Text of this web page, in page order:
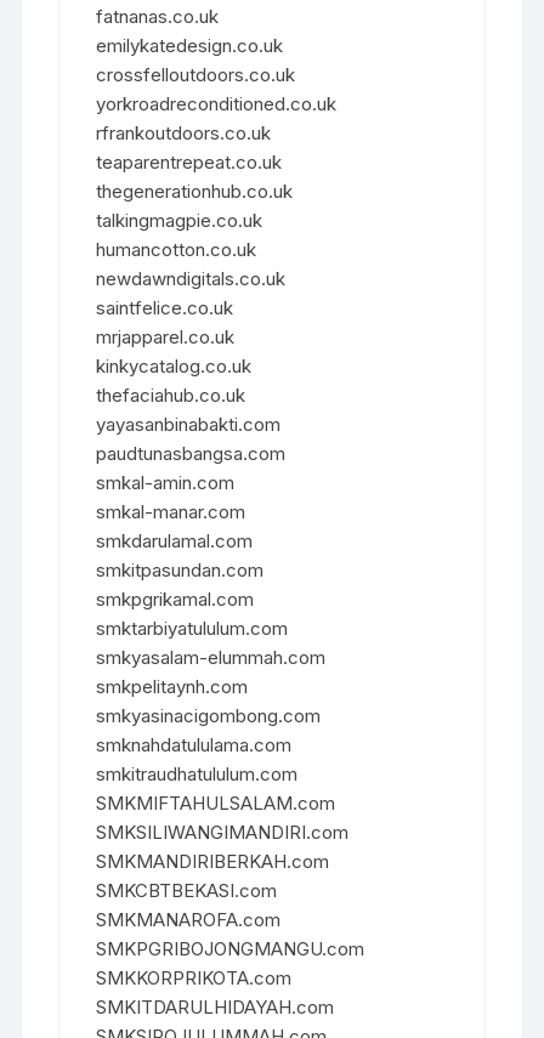
fatnanas.co.uk
emilykatedesign.co.uk
crossfelloutdoors.co.uk
yorkroadreconditioned.co.uk
rfrankoutdoors.co.uk
teaparentrepeat.co.uk
thegenerationhub.co.uk
talkingmagpie.co.uk
humancotton.co.uk
newdawndigitals.co.uk
saintfelice.co.uk
mrjapparel.co.uk
kinkycatalog.co.uk
thefaciahub.co.uk
yayasanbinabakti.com
paudtunasbangsa.com
smkal-amin.com
smkal-manar.com
smkdarulamal.com
smkitpasundan.com
smkpgrikamal.com
smktarbiyatululum.com
smkyasalam-elummah.com
smkpelitaynh.com
smkyasinacigombong.com
smknahdatululama.com
smkitraudhatululum.com
SMKMIFTAHULSALAM.com
SMKSILIWANGIMANDIRI.com
SMKMANDIRIBERKAH.com
SMKCBTBEKASI.com
SMKMANAROFA.com
SMKPGRIBOJONGMANGU.com
SMKKORPRIKOTA.com
SMKITDARULHIDAYAH.com